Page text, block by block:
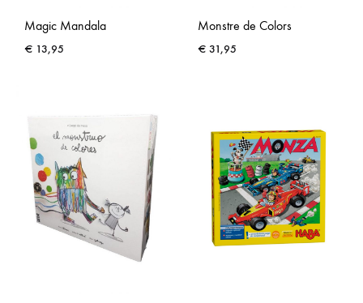
Magic Mandala
€ 13,95
Monstre de Colors
€ 31,95